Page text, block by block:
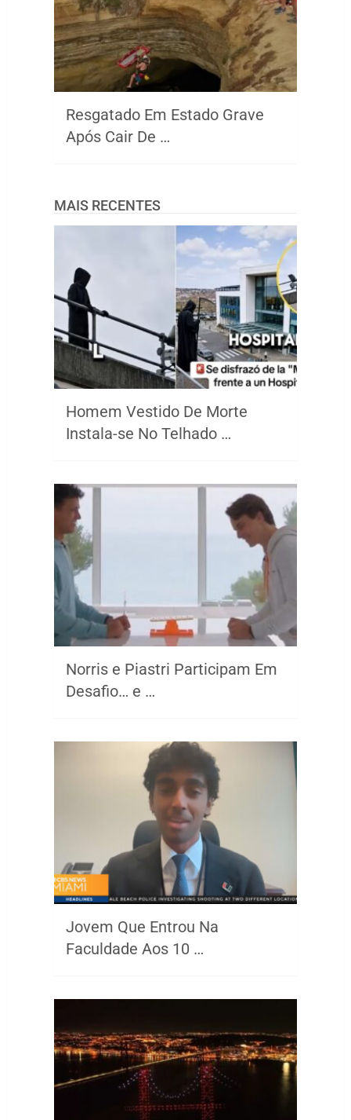
Resgatado Em Estado Grave
Após Cair De …
MAIS RECENTES
Homem Vestido De Morte
Instala-se No Telhado …
Norris e Piastri Participam Em
Desafio… e …
Jovem Que Entrou Na
Faculdade Aos 10 …